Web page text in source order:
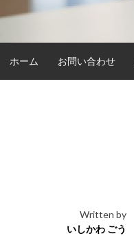
ホーム お問い合わせ
Written by
いしかわ ごう